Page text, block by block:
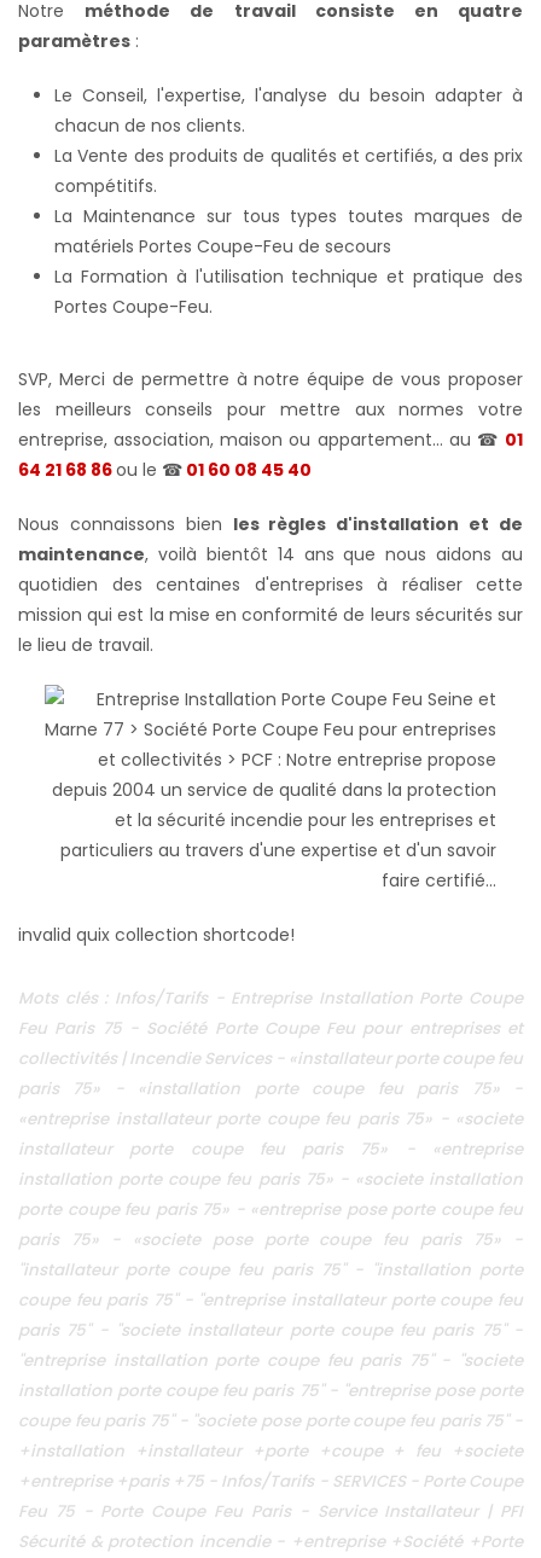
Notre méthode de travail consiste en quatre
paramètres :
Le Conseil, l'expertise, l'analyse du besoin adapter à
chacun de nos clients.
La Vente des produits de qualités et certifiés, a des prix
compétitifs.
La Maintenance sur tous types toutes marques de
matériels Portes Coupe-Feu de secours
La Formation à l'utilisation technique et pratique des
Portes Coupe-Feu.
SVP, Merci de permettre à notre équipe de vous proposer
les meilleurs conseils pour mettre aux normes votre
entreprise, association, maison ou appartement... au ☎ 01
64 21 68 86ou le ☎ 01 60 08 45 40
Nous connaissons bien les règles d'installation et de
maintenance, voilà bientôt 14 ans que nous aidons au
quotidien des centaines d'entreprises à réaliser cette
mission qui est la mise en conformité de leurs sécurités sur
le lieu de travail.
invalid quix collection shortcode!
Mots clés : Infos/Tarifs - Entreprise Installation Porte Coupe
Feu Paris 75 - Société Porte Coupe Feu pour entreprises et
collectivités | Incendie Services - «installateur porte coupe feu
paris 75» - «installation porte coupe feu paris 75» -
«entreprise installateur porte coupe feu paris 75» - «societe
installateur porte coupe feu paris 75» - «entreprise
installation porte coupe feu paris 75» - «societe installation
porte coupe feu paris 75» - «entreprise pose porte coupe feu
paris 75» - «societe pose porte coupe feu paris 75» -
"installateur porte coupe feu paris 75" - "installation porte
coupe feu paris 75" - "entreprise installateur porte coupe feu
paris 75" - "societe installateur porte coupe feu paris 75" -
"entreprise installation porte coupe feu paris 75" - "societe
installation porte coupe feu paris 75" - "entreprise pose porte
coupe feu paris 75" - "societe pose porte coupe feu paris 75" -
+installation +installateur +porte +coupe + feu +societe
+entreprise +paris +75 - Infos/Tarifs - SERVICES - Porte Coupe
Feu 75 - Porte Coupe Feu Paris - Service Installateur | PFI
Sécurité & protection incendie - +entreprise +Société +Porte